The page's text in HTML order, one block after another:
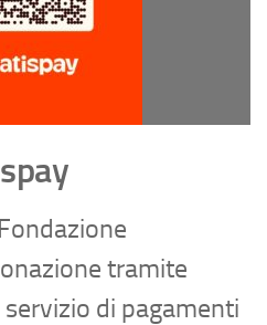
tramite
servizio di pagamenti